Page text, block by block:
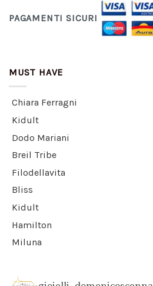
PAGAMENTI SICURI
MUST HAVE
Chiara Ferragni
Kidult
Dodo Mariani
Breil Tribe
Filodellavita
Bliss
Kidult
Hamilton
Miluna